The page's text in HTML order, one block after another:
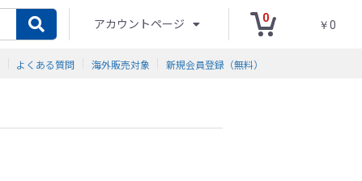
アカウントページ 0
￥0
よくある質問 海外販売対象 新規会員登録（無料）